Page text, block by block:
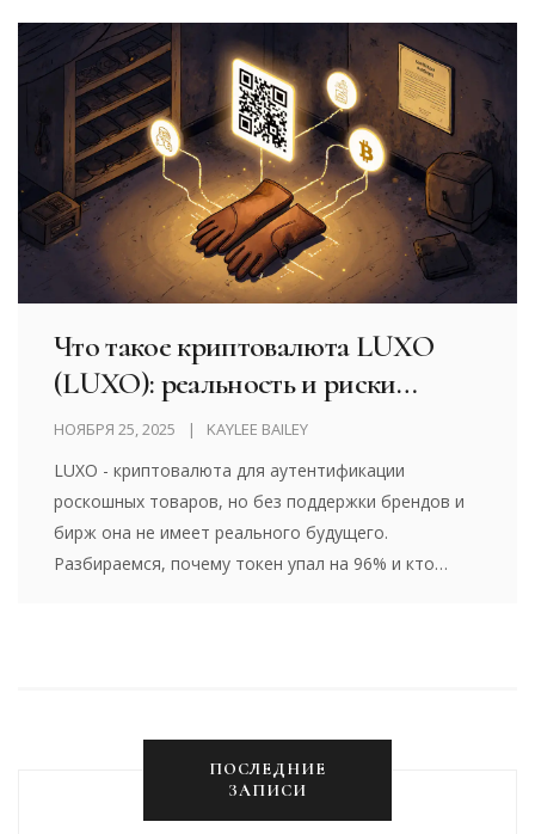
Что такое криптовалюта LUXO
(LUXO): реальность и риски
аутентификации роскоши на
блокчейне
НОЯБРЯ 25, 2025 KAYLEE BAILEY
LUXO - криптовалюта для аутентификации
роскошных товаров, но без поддержки брендов и
бирж она не имеет реального будущего.
Разбираемся, почему токен упал на 96% и кто
ПОСЛЕДНИЕ
ЗАПИСИ